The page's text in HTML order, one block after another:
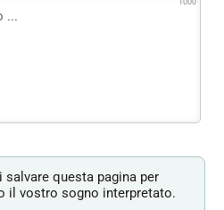
questa pagina per
il vostro sogno interpretato.